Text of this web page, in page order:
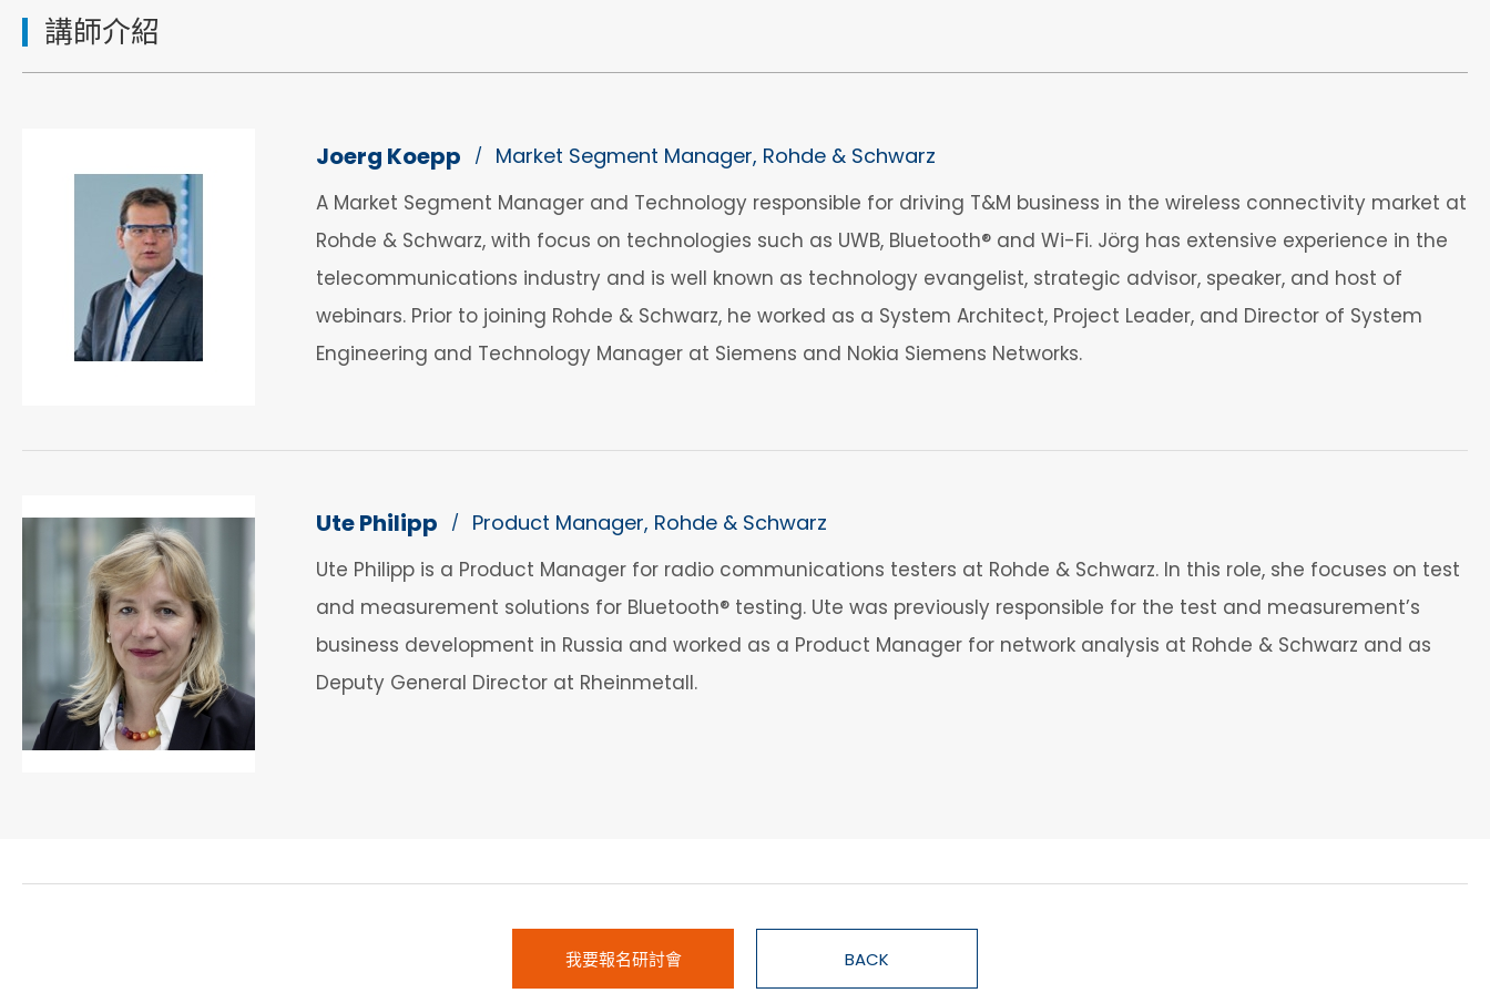
講師介紹
Joerg Koepp / Market Segment Manager, Rohde & Schwarz
A Market Segment Manager and Technology responsible for driving T&M business in the wireless connectivity market at
Rohde & Schwarz, with focus on technologies such as UWB, Bluetooth® and Wi-Fi. Jörg has extensive experience in the
telecommunications industry and is well known as technology evangelist, strategic advisor, speaker, and host of
webinars. Prior to joining Rohde & Schwarz, he worked as a System Architect, Project Leader, and Director of System
Engineering and Technology Manager at Siemens and Nokia Siemens Networks.
Ute Philipp / Product Manager, Rohde & Schwarz
Ute Philipp is a Product Manager for radio communications testers at Rohde & Schwarz. In this role, she focuses on test
and measurement solutions for Bluetooth® testing. Ute was previously responsible for the test and measurement’s
business development in Russia and worked as a Product Manager for network analysis at Rohde & Schwarz and as
Deputy General Director at Rheinmetall.
我要報名研討會 BACK